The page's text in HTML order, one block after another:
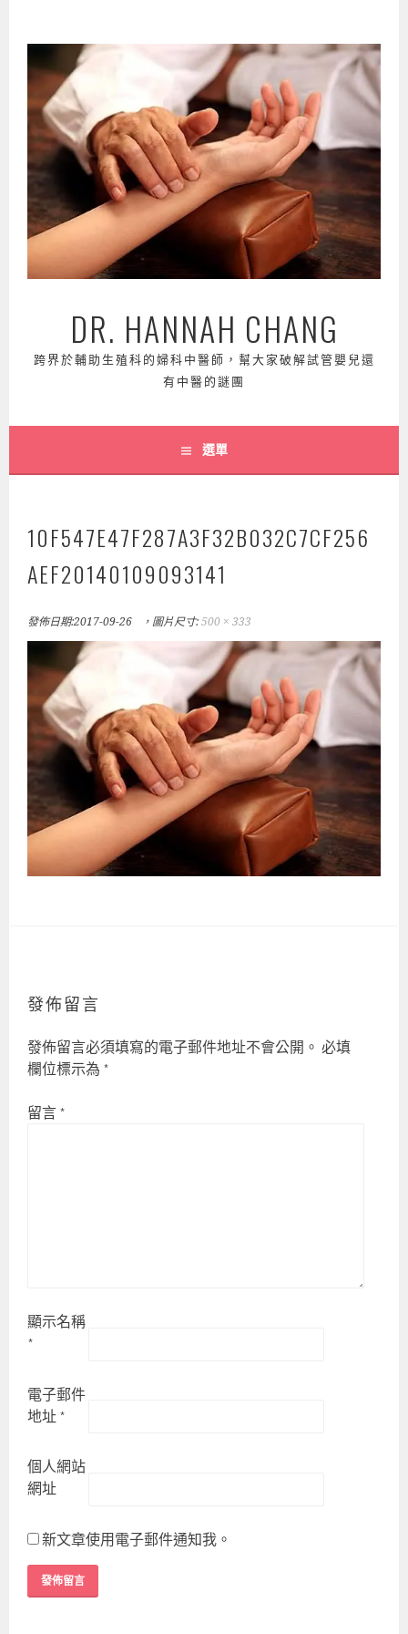
DR. HANNAH CHANG
跨界於輔助生殖科的婦科中醫師，幫大家破解試管嬰兒還
有中醫的謎團
選單
10F547E47F287A3F32B032C7CF256
AEF20140109093141
發佈日期:2017-09-26 ，圖片尺寸:500 × 333
發佈留言
發佈留言必須填寫的電子郵件地址不會公開。 必填
欄位標示為 *
留言 *
顯示名稱
*
電子郵件
地址 *
個人網站
網址
新文章使用電子郵件通知我。